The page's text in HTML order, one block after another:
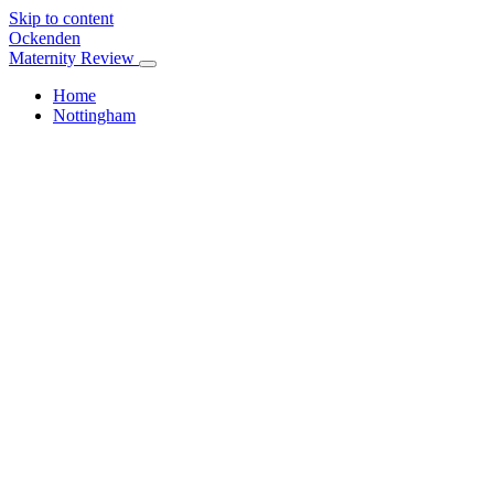
Skip to content
Ockenden
Maternity Review
Home
Nottingham